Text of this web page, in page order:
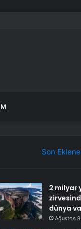
Son
2 milyar
dünya
Ağustos